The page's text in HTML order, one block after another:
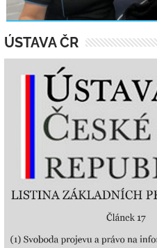
ÚSTAVA ČR